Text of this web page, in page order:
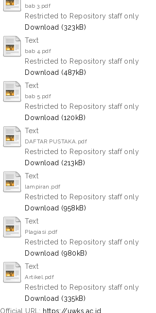
bab 3.pdf
Restricted to Repository staff only
Download (323kB)
Text
bab 4.pdf
Restricted to Repository staff only
Download (487kB)
Text
bab 5.pdf
Restricted to Repository staff only
Download (120kB)
Text
DAFTAR PUSTAKA.pdf
Restricted to Repository staff only
Download (213kB)
Text
lampiran.pdf
Restricted to Repository staff only
Download (958kB)
Text
Plagiasi.pdf
Restricted to Repository staff only
Download (980kB)
Text
Artikel.pdf
Restricted to Repository staff only
Download (335kB)
Official URL: https://uwks.ac.id